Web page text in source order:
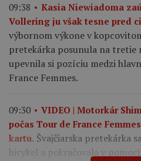
09:38
Kasia Niewiadoma
Vollering ju však tesne pred
výbornom výkone v
pretekárka posunula na tretie
upevnila si pozíciu medzi
France Femmes.
09:30
VIDEO | Motorkár
počas Tour de France
kartu. Švajčiarska pretekárka
bicykel a pokračovala v